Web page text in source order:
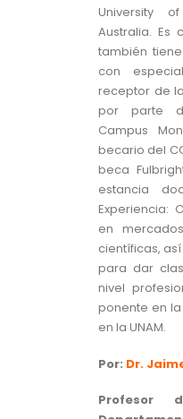
University
Australia. Es
también
con
receptor de
por parte
Campus
becario del
beca
estancia
Experiencia:
en
científicas,
para dar
nivel
ponente en
en la UNAM.
Por: Dr.
Profesor